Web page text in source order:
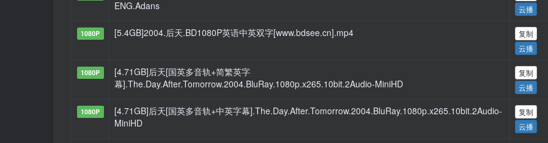
ENG.Adans
云播
1080P [5.4GB]2004.后天.BD1080P英语中英双字[www.bdsee.cn].mp4
复制
云播
1080P
[4.71GB]后天[国英多音轨+简繁英字
幕].The.Day.After.Tomorrow.2004.BluRay.1080p.x265.10bit.2Audio-MiniHD
复制
云播
1080P
[4.71GB]后天[国英多音轨+中英字幕].The.Day.After.Tomorrow.2004.BluRay.1080p.x265.10bit.2Audio-
MiniHD
复制
云播